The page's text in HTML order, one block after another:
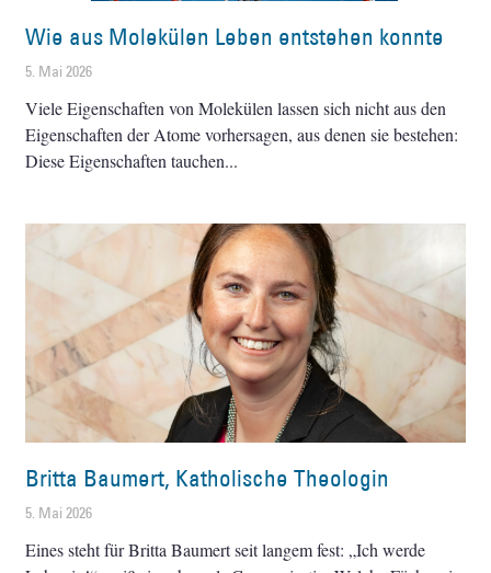
Wie aus Molekülen Leben entstehen konnte
5. Mai 2026
Viele Eigenschaften von Molekülen lassen sich nicht aus den
Eigenschaften der Atome vorhersagen, aus denen sie bestehen:
Diese Eigenschaften tauchen
Britta Baumert, Katholische Theologin
5. Mai 2026
Eines steht für Britta Baumert seit langem fest: „Ich werde